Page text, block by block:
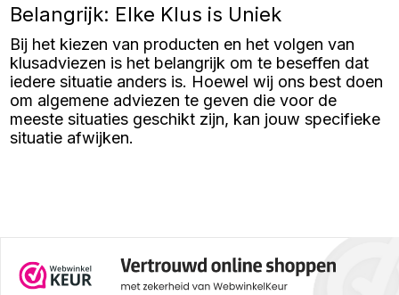
Belangrijk: Elke Klus is Uniek
Bij het kiezen van producten en het volgen van
klusadviezen is het belangrijk om te beseffen dat
iedere situatie anders is. Hoewel wij ons best doen
om algemene adviezen te geven die voor de
meeste situaties geschikt zijn, kan jouw specifieke
situatie afwijken.